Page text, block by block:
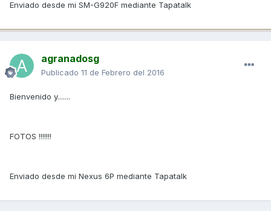
Enviado desde mi SM-G920F mediante Tapatalk
agranadosg
Publicado 11 de Febrero del 2016
Bienvenido y.......
FOTOS !!!!!!!
Enviado desde mi Nexus 6P mediante Tapatalk